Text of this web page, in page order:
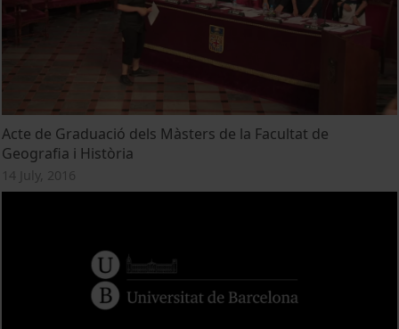
Acte de Graduació dels Màsters de la Facultat de
Geografia i Història
14 July, 2016